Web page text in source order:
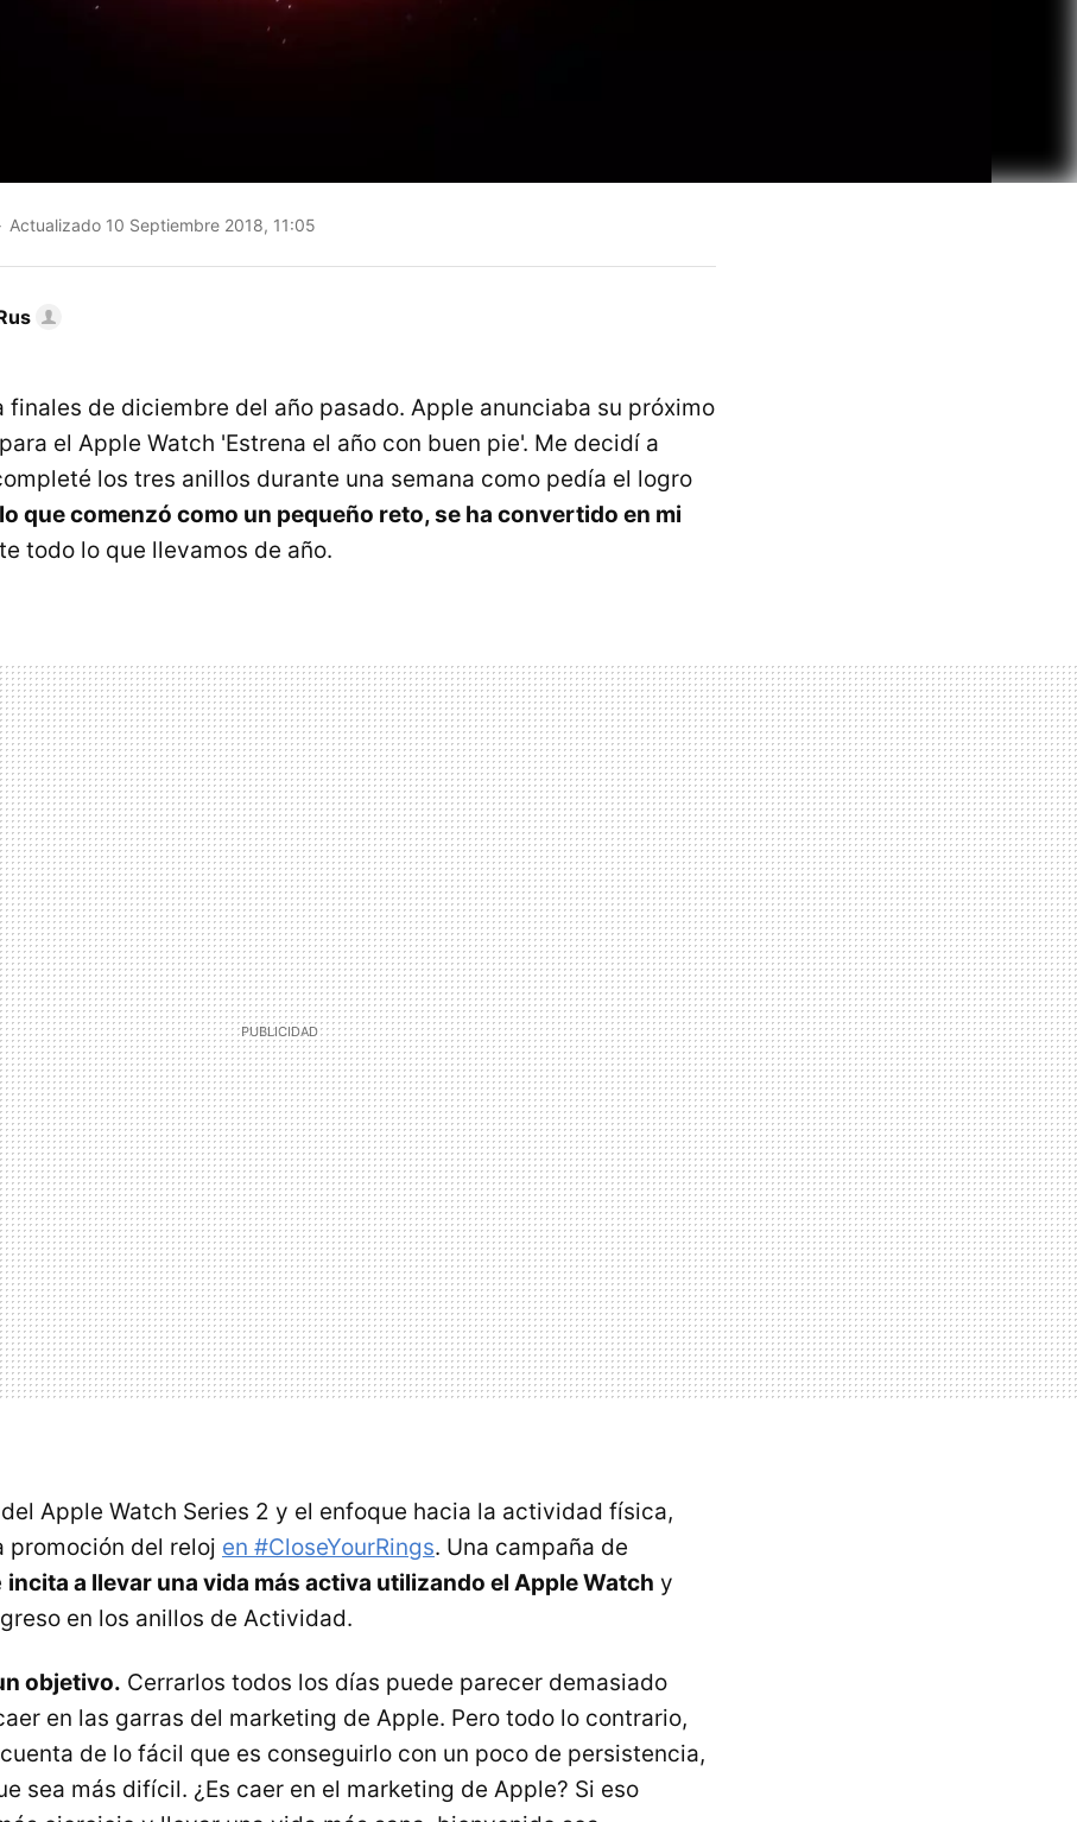
Actualizado 10 Septiembre 2018, 11:05
finales de diciembre del año pasado. Apple anunciaba su próximo
el Apple Watch 'Estrena el año con buen pie'. Me decidí a
los tres anillos durante una semana como pedía el logro
lo que comenzó como un pequeño reto, se ha convertido en mi
todo lo que llevamos de año.
Apple Watch Series 2 y el enfoque hacia la actividad física,
promoción del reloj en #CloseYourRings. Una campaña de
incita a llevar una vida más activa utilizando el Apple Watch y
en los anillos de Actividad.
objetivo. Cerrarlos todos los días puede parecer demasiado
en las garras del marketing de Apple. Pero todo lo contrario,
de lo fácil que es conseguirlo con un poco de persistencia,
sea más difícil. ¿Es caer en el marketing de Apple? Si eso